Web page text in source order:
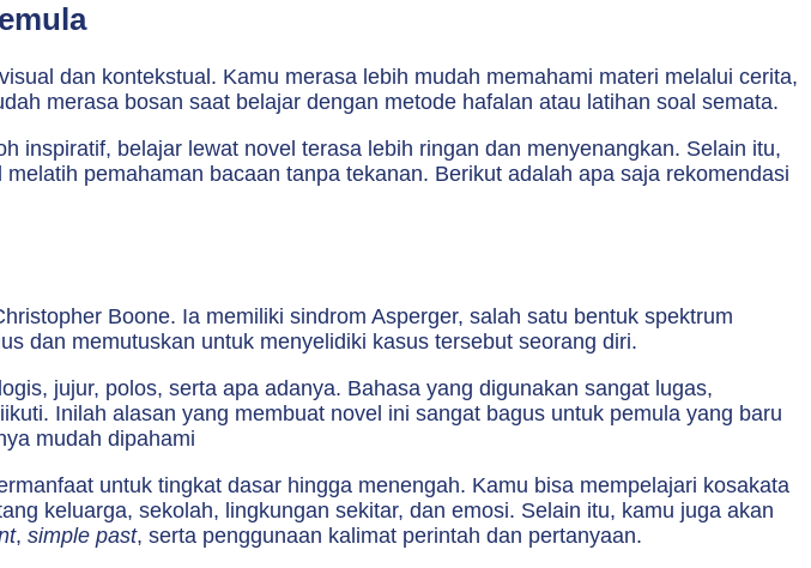
dan kontekstual. Kamu merasa lebih mudah memahami materi melalui cerita,
merasa bosan saat belajar dengan metode hafalan atau latihan soal semata.
inspiratif, belajar lewat novel terasa lebih ringan dan menyenangkan. Selain itu,
pemahaman bacaan tanpa tekanan. Berikut adalah apa saja rekomendasi
Boone. Ia memiliki sindrom Asperger, salah satu bentuk spektrum
dan memutuskan untuk menyelidiki kasus tersebut seorang diri.
jujur, polos, serta apa adanya. Bahasa yang digunakan sangat lugas,
Inilah alasan yang membuat novel ini sangat bagus untuk pemula yang baru
mudah dipahami
untuk tingkat dasar hingga menengah. Kamu bisa mempelajari kosakata
keluarga, sekolah, lingkungan sekitar, dan emosi. Selain itu, kamu juga akan
, simple past, serta penggunaan kalimat perintah dan pertanyaan.